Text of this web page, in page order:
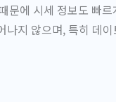
문에 시세 정보도 빠
나지 않으며, 특히 데